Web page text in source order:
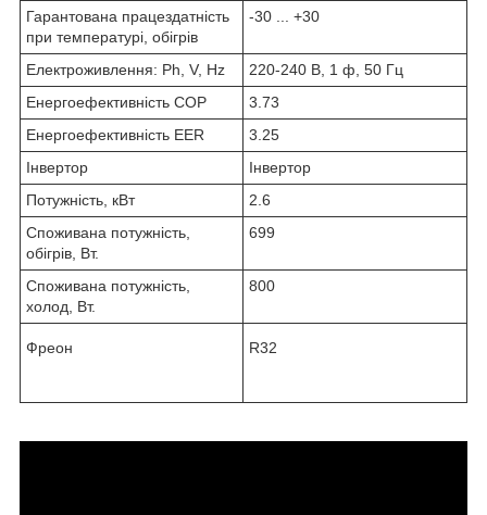
Гарантована працездатність
при температурі, обігрів
-30 ... +30
Електроживлення: Ph, V, Hz
220-240 В, 1 ф, 50 Гц
Енергоефективність COP
3.73
Енергоефективність EER
3.25
Інвертор
Інвертор
Потужність, кВт
2.6
Споживана потужність,
обігрів, Вт.
699
Споживана потужність,
холод, Вт.
800
Фреон R32